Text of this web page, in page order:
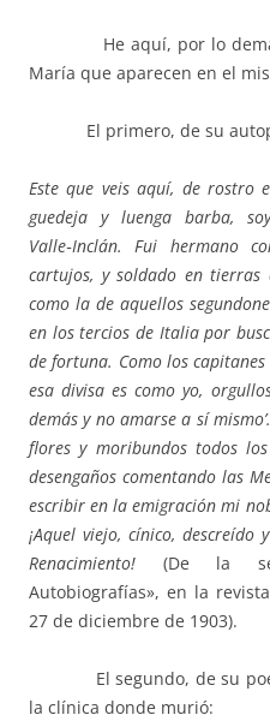
He aquí, por lo demás,
María que aparecen en el
El primero, de su
Este que veis aquí, de rostro
guedeja y luenga barba,
Valle‑Inclán. Fui hermano
cartujos, y soldado en tierras
como la de aquellos
en los tercios de Italia por
de fortuna. Como los
esa divisa es como yo,
demás y no amarse a sí
flores y moribundos todos
desengaños comentando las
escribir en la emigración mi
¡Aquel viejo, cínico,
Renacimiento! (De la
Autobiografías», en la
27 de diciembre de 1903).
El segundo, de su
la clínica donde murió: